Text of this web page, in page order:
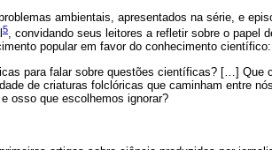
ambientais, apresentados na série, e
5, convidando seus leitores a refletir sobre o papel
popular em favor do conhecimento científico:
para falar sobre questões científicas? […] Que
de criaturas folclóricas que caminham entre
osso que escolhemos ignorar?